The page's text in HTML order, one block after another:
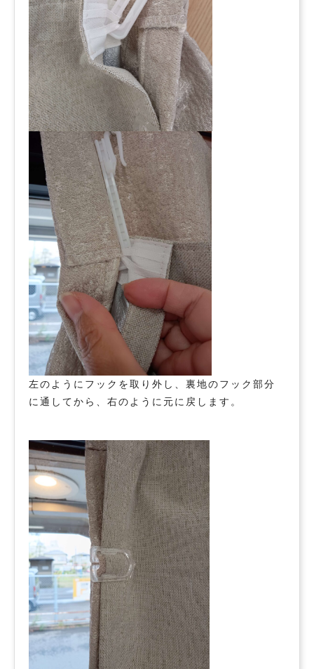
左のようにフックを取り外し、裏地のフック部分
に通してから、右のように元に戻します。